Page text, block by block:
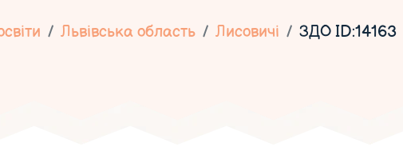
Львівська область Лисовичі ЗДО ID:14163